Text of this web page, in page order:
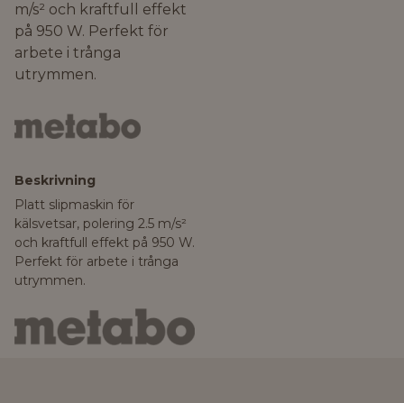
m/s² och kraftfull effekt
på 950 W. Perfekt för
arbete i trånga
utrymmen.
Beskrivning
Platt slipmaskin för
kälsvetsar, polering 2.5 m/s²
och kraftfull effekt på 950 W.
Perfekt för arbete i trånga
utrymmen.